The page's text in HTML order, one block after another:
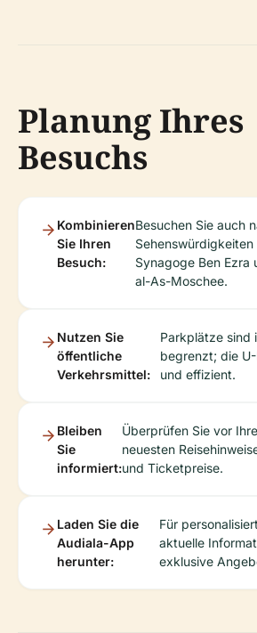
Planung Ihres
Besuchs
Kombinieren
Sie Ihren
Besuch:
Besuchen Sie auch
Sehenswürdigkeiten
Synagoge Ben Ezra
al-As-Moschee.
Nutzen Sie
öffentliche
Verkehrsmittel:
Parkplätze sind
begrenzt; die
und effizient.
Bleiben
Sie
informiert:
Überprüfen Sie vor
neuesten
und Ticketpreise.
Laden Sie die
Audiala-App
herunter:
Für
aktuelle
exklusive